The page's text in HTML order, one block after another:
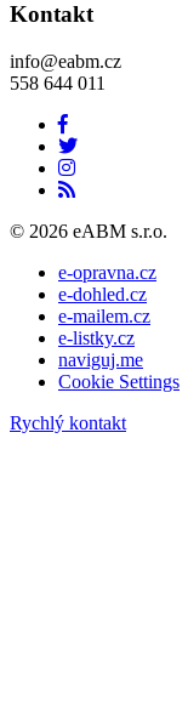
Kontakt
info@eabm.cz
558 644 011
© 2026 eABM s.r.o.
e-opravna.cz
e-dohled.cz
e-mailem.cz
e-listky.cz
naviguj.me
Cookie Settings
Rychlý kontakt